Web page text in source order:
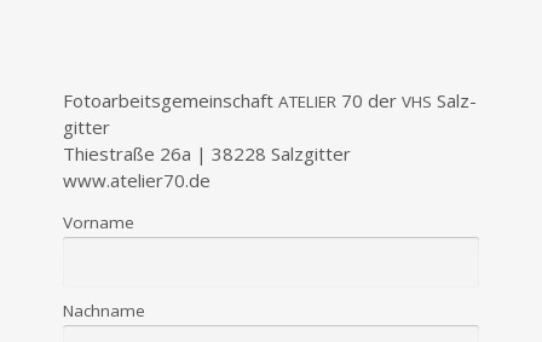
Foto­ar­beits­ge­mein­schaft ATELIER 70 der VHS Salz­
git­ter
Thie­stra­ße 26a | 38228 Salz­git­ter
www.atelier70.de
Vor­na­me
Nach­na­me